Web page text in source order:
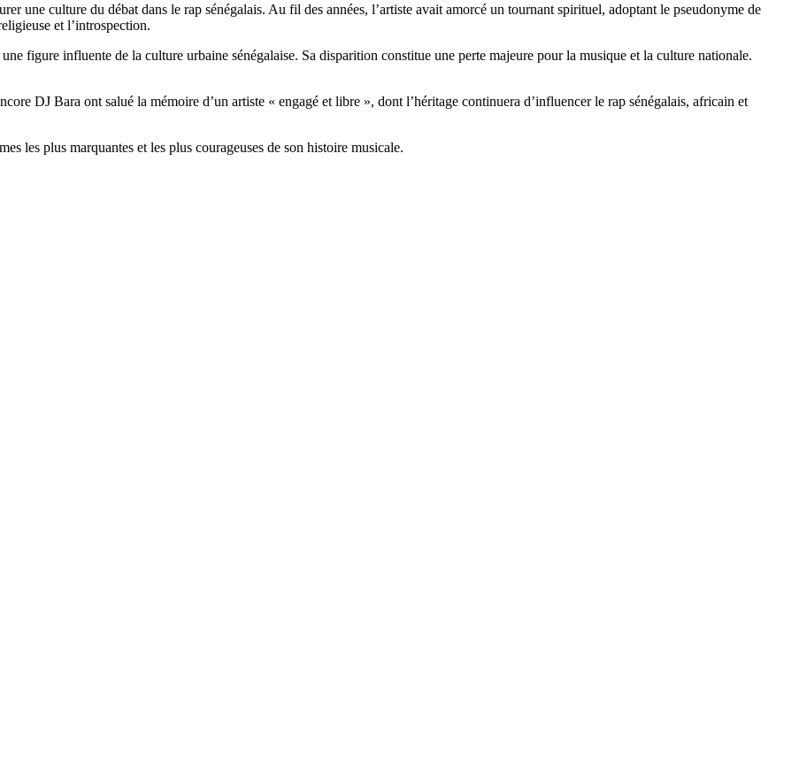
une culture du débat dans le rap sénégalais. Au fil des années, l’artiste avait amorcé un tournant spirituel, adoptant le pseudonyme de
et l’introspection.
figure influente de la culture urbaine sénégalaise. Sa disparition constitue une perte majeure pour la musique et la culture nationale.
DJ Bara ont salué la mémoire d’un artiste « engagé et libre », dont l’héritage continuera d’influencer le rap sénégalais, africain et
les plus marquantes et les plus courageuses de son histoire musicale.